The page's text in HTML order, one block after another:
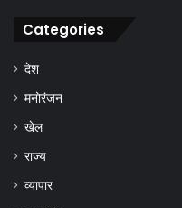
Categories
देश
मनोरंजन
खेल
राज्य
व्यापार